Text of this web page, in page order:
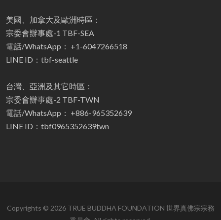
美國、加拿大及歐洲時區：
宗委會辦事處-1 TBF-SEA
電話/WhatsApp： +1-6047266518
LINE ID：tbf-seattle
台灣、亞洲及其它時區：
宗委會辦事處-2 TBF-TWN
電話/WhatsApp： +886-965352639
LINE ID：tbf0965352639twn
Copyrights © 2026 TRUE BUDDHA FOUNDATION 世界真佛宗宗務